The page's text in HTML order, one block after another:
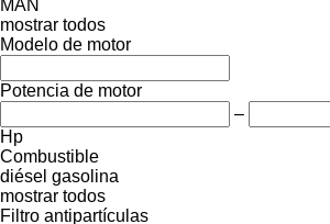
MAN
mostrar todos
Modelo de motor
Potencia de motor
–
Hp
Combustible
diésel gasolina
mostrar todos
Filtro antipartículas